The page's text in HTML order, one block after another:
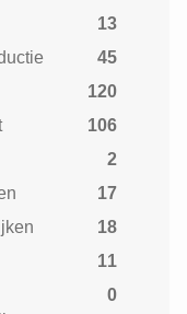
13
45
120
106
2
17
18
11
0